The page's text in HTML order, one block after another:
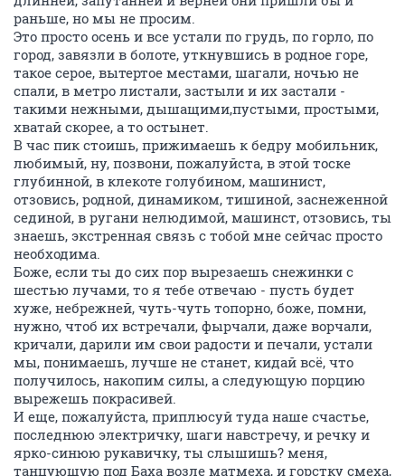
раньше, но мы не просим.
Это просто осень и все устали по грудь, по горло, по
город, завязли в болоте, уткнувшись в родное горе,
такое серое, вытертое местами, шагали, ночью не
спали, в метро листали, застыли и их застали -
такими нежными, дышащими,пустыми, простыми,
хватай скорее, а то остынет.
В час пик стоишь, прижимаешь к бедру мобильник,
любимый, ну, позвони, пожалуйста, в этой тоске
глубинной, в клекоте голубином, машинист,
отзовись, родной, динамиком, тишиной, заснеженной
сединой, в ругани нелюдимой, машинст, отзовись, ты
знаешь, экстренная связь с тобой мне сейчас просто
необходима.
Боже, если ты до сих пор вырезаешь снежинки с
шестью лучами, то я тебе отвечаю - пусть будет
хуже, небрежней, чуть-чуть топорно, боже, помни,
нужно, чтоб их встречали, фырчали, даже ворчали,
кричали, дарили им свои радости и печали, устали
мы, понимаешь, лучше не станет, кидай всё, что
получилось, накопим силы, а следующую порцию
вырежешь покрасивей.
И еще, пожалуйста, приплюсуй туда наше счастье,
последнюю электричку, шаги навстречу, и речку и
ярко-синюю рукавичку, ты слышишь? меня,
танцующую под Баха возле матмеха, и горстку смеха,